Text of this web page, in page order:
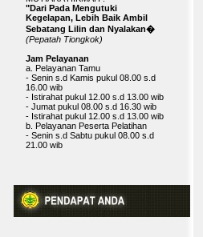
Sebatang Lilin dan Nyalakan�
(Pepatah Tiongkok)
Jam Pelayanan
a. Pelayanan Tamu
- Senin s.d Kamis pukul 08.00 s.d
16.00 wib
- Istirahat pukul 12.00 s.d 13.00 wib
- Jumat pukul 08.00 s.d 16.30 wib
- Istirahat pukul 12.00 s.d 13.00 wib
b. Pelayanan Peserta Pelatihan
- Senin s.d Sabtu pukul 08.00 s.d
21.00 wib